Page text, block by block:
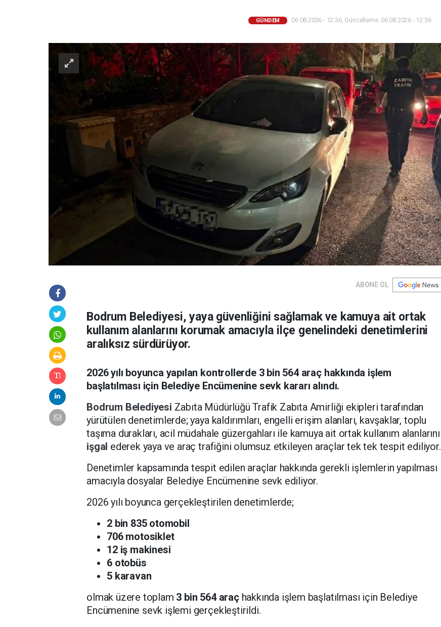
GÜNDEM 06.08.2026 - 12:36, Güncelleme: 06.08.2026 - 12:36
ABONE OL
Bodrum Belediyesi, yaya güvenliğini sağlamak ve kamuya ait ortak
kullanım alanlarını korumak amacıyla ilçe genelindeki denetimlerini
aralıksız sürdürüyor.
2026 yılı boyunca yapılan kontrollerde 3 bin 564 araç hakkında işlem
başlatılması için Belediye Encümenine sevk kararı alındı.
Bodrum Belediyesi Zabıta Müdürlüğü Trafik Zabıta Amirliği ekipleri tarafından
yürütülen denetimlerde; yaya kaldırımları, engelli erişim alanları, kavşaklar, toplu
taşıma durakları, acil müdahale güzergahları ile kamuya ait ortak kullanım alanlarını
işgal ederek yaya ve araç trafiğini olumsuz etkileyen araçlar tek tek tespit ediliyor.
Denetimler kapsamında tespit edilen araçlar hakkında gerekli işlemlerin yapılması
amacıyla dosyalar Belediye Encümenine sevk ediliyor.
2026 yılı boyunca gerçekleştirilen denetimlerde;
2 bin 835 otomobil
706 motosiklet
12 iş makinesi
6 otobüs
5 karavan
olmak üzere toplam 3 bin 564 araçhakkında işlem başlatılması için Belediye
Encümenine sevk işlemi gerçekleştirildi.